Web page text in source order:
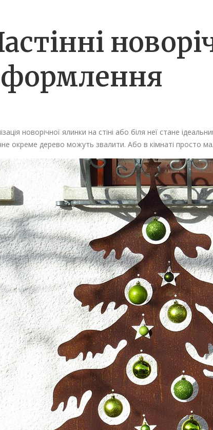
новорічної ялинки на стіні або біля неї стане
окреме дерево можуть звалити. Або в кімнаті просто